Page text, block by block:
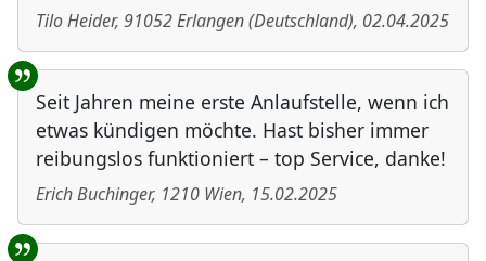
Tilo Heider, 91052Erlangen(Deutschland), 02.04.2025
Seit Jahren meine erste Anlaufstelle, wenn ich
etwas kündigen möchte. Hast bisher immer
reibungslos funktioniert – top Service, danke!
Erich Buchinger, 1210 Wien, 15.02.2025